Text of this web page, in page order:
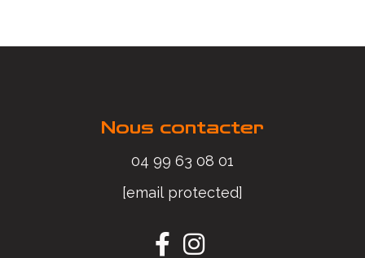
Nous contacter
04 99 63 08 01
[email protected]
 